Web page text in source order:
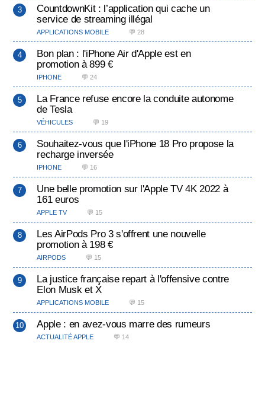
CountdownKit : l’application qui cache un
service de streaming illégal
APPLICATIONS MOBILE 💬 28
Bon plan : l'iPhone Air d'Apple est en
promotion à 899 €
IPHONE 💬 24
La France refuse encore la conduite autonome
de Tesla
VÉHICULES 💬 19
Souhaitez-vous que l'iPhone 18 Pro propose la
recharge inversée
IPHONE 💬 16
Une belle promotion sur l'Apple TV 4K 2022 à
161 euros
APPLE TV 💬 15
Les AirPods Pro 3 s'offrent une nouvelle
promotion à 198 €
AIRPODS 💬 15
La justice française repart à l'offensive contre
Elon Musk et X
APPLICATIONS MOBILE 💬 15
Apple : en avez-vous marre des rumeurs
ACTUALITÉ APPLE 💬 14